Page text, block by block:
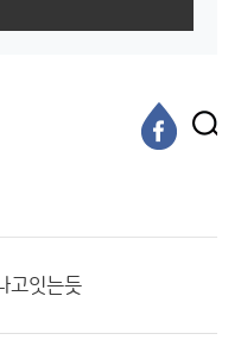
고잇는듯